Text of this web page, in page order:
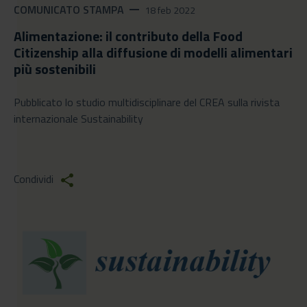
COMUNICATO STAMPA remove 18 feb 2022
Alimentazione: il contributo della Food
Citizenship alla diffusione di modelli alimentari
più sostenibili
Pubblicato lo studio multidisciplinare del CREA sulla rivista
internazionale Sustainability
Condividi share